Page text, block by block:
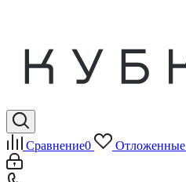
Сравнение0 Отложенные